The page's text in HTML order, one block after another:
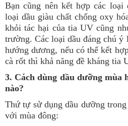
Bạn cũng nên kết hợp các
loại dầu giàu chất chống oxy
khỏi tác hại của tia UV cũng
trường. Các loại dầu đáng chú ý
hướng dương, nếu có thể kết
cà rốt thì khả năng đề kháng tia
3. Cách dùng dầu dưỡng mùa
nào?
Thứ tự sử dụng dầu dưỡng
với mùa đông: